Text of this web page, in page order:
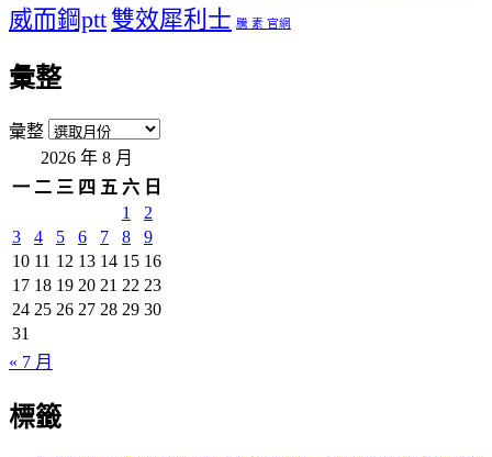
威而鋼ptt 雙效犀利士 騰 素 官網
彙整
彙整
2026 年 8 月
一 二 三 四 五 六 日
1
2
3
4 5 6 7 8
9
10 11 12 13 14 15 16
17 18 19 20 21 22 23
24 25 26 27 28 29 30
31
« 7 月
標籤